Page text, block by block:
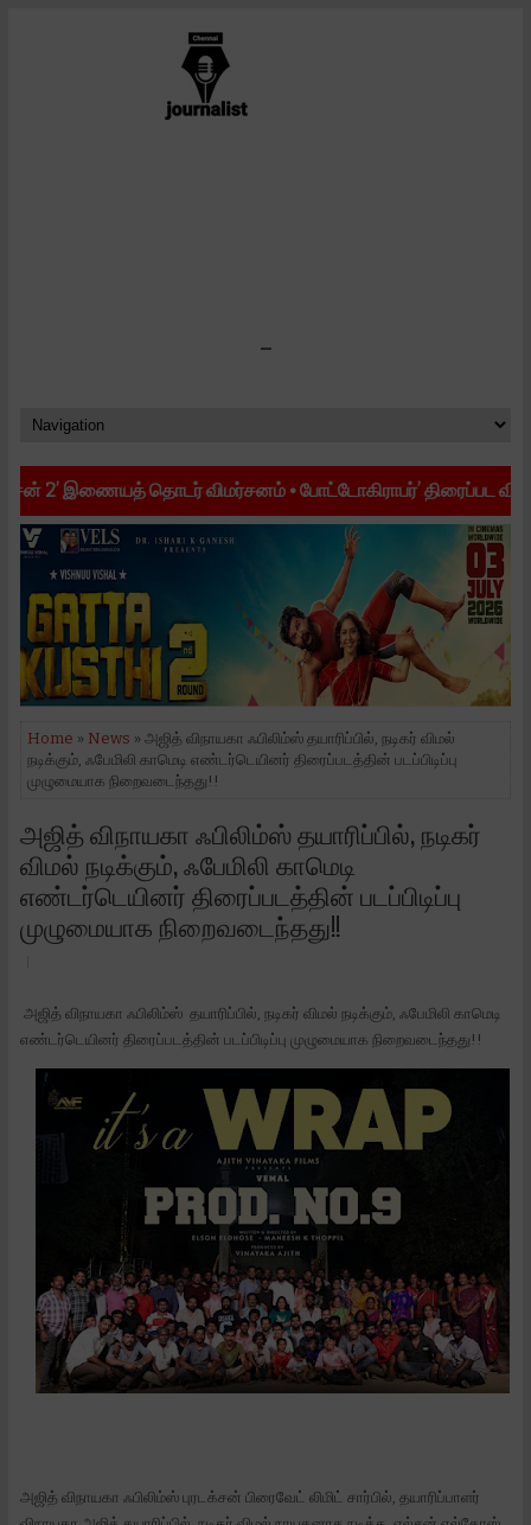
-
இணையத் தொடர் விமர்சனம்•போட்டோகிராபர்’ திரைப்பட விமர்சனம்•
Home » News » அஜித் விநாயகா ஃபிலிம்ஸ் தயாரிப்பில், நடிகர் விமல்
நடிக்கும், ஃபேமிலி காமெடி எண்டர்டெயினர் திரைப்படத்தின் படப்பிடிப்பு
முழுமையாக நிறைவடைந்தது!!
அஜித் விநாயகா ஃபிலிம்ஸ் தயாரிப்பில், நடிகர்
விமல் நடிக்கும், ஃபேமிலி காமெடி
எண்டர்டெயினர் திரைப்படத்தின் படப்பிடிப்பு
முழுமையாக நிறைவடைந்தது!!
அஜித் விநாயகா ஃபிலிம்ஸ் தயாரிப்பில், நடிகர் விமல் நடிக்கும், ஃபேமிலி காமெடி
எண்டர்டெயினர் திரைப்படத்தின் படப்பிடிப்பு முழுமையாக நிறைவடைந்தது!!
அஜித் விநாயகா ஃபிலிம்ஸ் புரடக்சன் பிரைவேட் லிமிட் சார்பில், தயாரிப்பாளர்